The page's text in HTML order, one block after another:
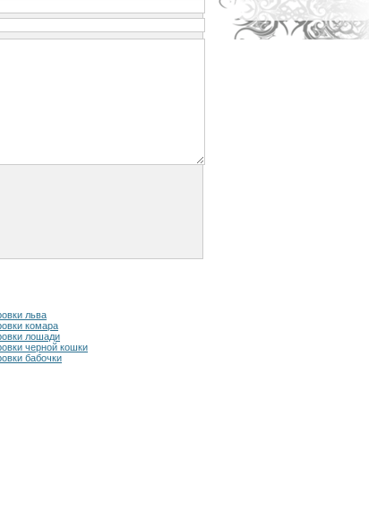
льва
комара
лошади
черной кошки
бабочки